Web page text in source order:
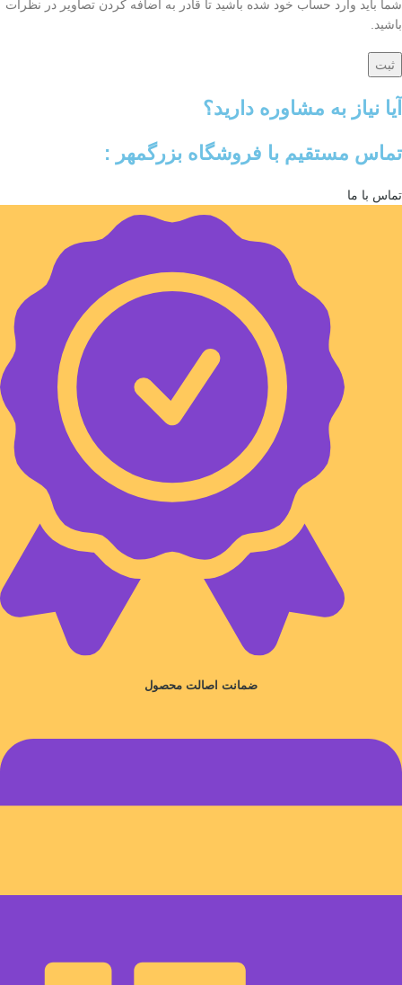
شما باید وارد حساب خود شده باشید تا قادر به اضافه کردن تصاویر در نظرات
باشید.
آیا نیاز به مشاوره دارید؟
تماس مستقیم با فروشگاه بزرگمهر :
تماس با ما
ضمانت اصالت محصول